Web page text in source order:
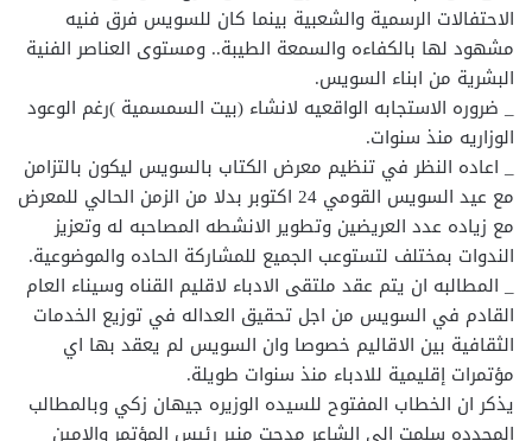
الاحتفالات الرسمية والشعبية بينما كان للسويس فرق فنيه
مشهود لها بالكفاءه والسمعة الطيبة.. ومستوى العناصر الفنية
البشرية من ابناء السويس.
_ ضروره الاستجابه الواقعيه لانشاء (بيت السمسمية )رغم الوعود
الوزاريه منذ سنوات.
_ اعاده النظر في تنظيم معرض الكتاب بالسويس ليكون بالتزامن
مع عيد السويس القومي 24 اكتوبر بدلا من الزمن الحالي للمعرض
مع زياده عدد العريضين وتطوير الانشطه المصاحبه له وتعزيز
الندوات بمختلف لتستوعب الجميع للمشاركة الحاده والموضوعية.
_ المطالبه ان يتم عقد ملتقى الادباء لاقليم القناه وسيناء العام
القادم في السويس من اجل تحقيق العداله في توزيع الخدمات
الثقافية بين الاقاليم خصوصا وان السويس لم يعقد بها اي
مؤتمرات إقليمية للادباء منذ سنوات طويلة.
يذكر ان الخطاب المفتوح للسيده الوزيره جيهان زكي وبالمطالب
المحدده سلمت الى الشاعر مدحت منير رئيس المؤتمر والامين